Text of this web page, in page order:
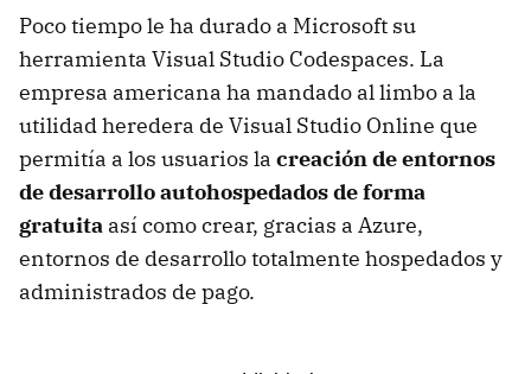
Poco tiempo le ha durado a Microsoft su
herramienta Visual Studio Codespaces. La
empresa americana ha mandado al limbo a la
utilidad heredera de Visual Studio Online que
permitía a los usuarios la creación de entornos
de desarrollo autohospedados de forma
gratuita así como crear, gracias a Azure,
entornos de desarrollo totalmente hospedados y
administrados de pago.